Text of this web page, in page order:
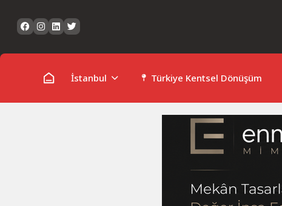
content
İstanbul Türkiye Kentsel Dönüşüm